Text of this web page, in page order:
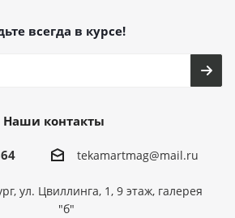
всегда в курсе!
Наши контакты
tekamartmag@mail.ru
ул. Цвиллинга, 1, 9 этаж, галерея
"б"